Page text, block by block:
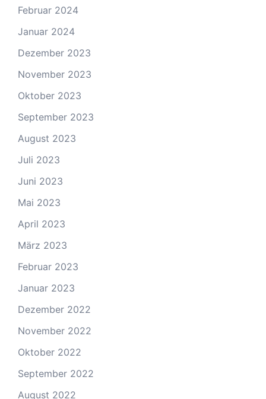
Februar 2024
Januar 2024
Dezember 2023
November 2023
Oktober 2023
September 2023
August 2023
Juli 2023
Juni 2023
Mai 2023
April 2023
März 2023
Februar 2023
Januar 2023
Dezember 2022
November 2022
Oktober 2022
September 2022
August 2022